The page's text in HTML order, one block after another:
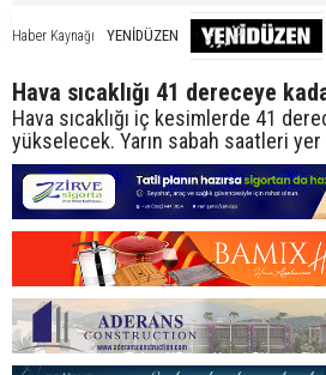
Haber Kaynağı YENİDÜZEN
Hava sıcaklığı 41 dereceye
Hava sıcaklığı iç kesimlerde 41
yükselecek. Yarın sabah saatleri